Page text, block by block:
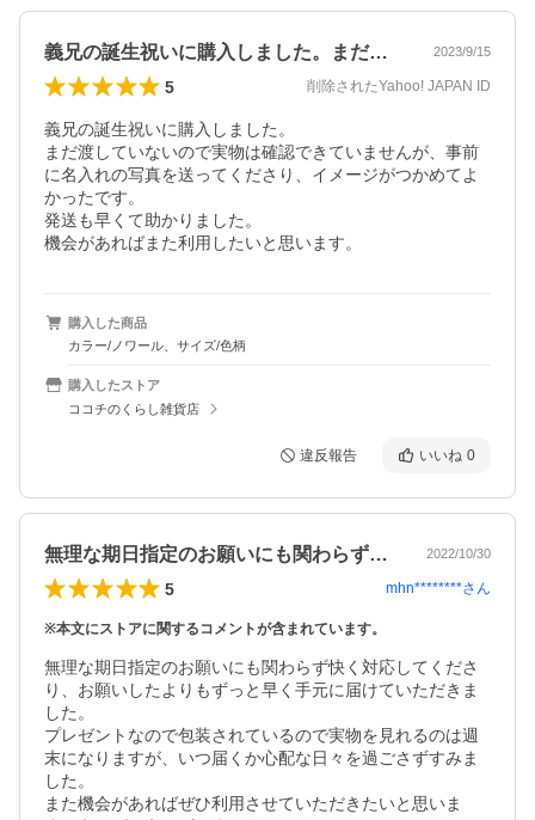
義兄の誕生祝いに購入しました。まだ渡し… 2023/9/15
5 削除されたYahoo! JAPAN ID
義兄の誕生祝いに購入しました。
まだ渡していないので実物は確認できていませんが、事前
に名入れの写真を送ってくださり、イメージがつかめてよ
かったです。
発送も早くて助かりました。
機会があればまた利用したいと思います。
購入した商品
カラー/ノワール、サイズ/色柄
購入したストア
ココチのくらし雑貨店
違反報告 いいね 0
無理な期日指定のお願いにも関わらず快く… 2022/10/30
5 mhn********さん
※本文にストアに関するコメントが含まれています。
無理な期日指定のお願いにも関わらず快く対応してくださ
り、お願いしたよりもずっと早く手元に届けていただきま
した。
プレゼントなので包装されているので実物を見れるのは週
末になりますが、いつ届くか心配な日々を過ごさずすみま
した。
また機会があればぜひ利用させていただきたいと思いま